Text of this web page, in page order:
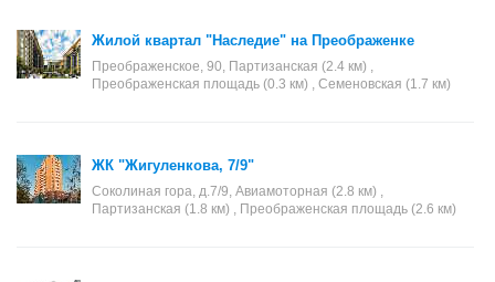
Жилой квартал "Наследие" на Преображенке
Преображенское, 90, Партизанская (2.4 км) ,
Преображенская площадь (0.3 км) , Семеновская (1.7 км)
ЖК "Жигуленкова, 7/9"
Соколиная гора, д.7/9, Авиамоторная (2.8 км) ,
Партизанская (1.8 км) , Преображенская площадь (2.6 км)